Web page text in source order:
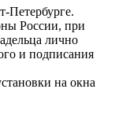
Петербурге.
России, при
лично
и подписания
на окна